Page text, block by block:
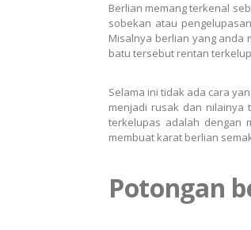
Berlian memang terkenal
sobekan atau
Misalnya berlian yang anda
batu tersebut rentan
Selama ini tidak ada cara
menjadi rusak dan nilainya
terkelupas adalah dengan
membuat karat berlian
Potongan